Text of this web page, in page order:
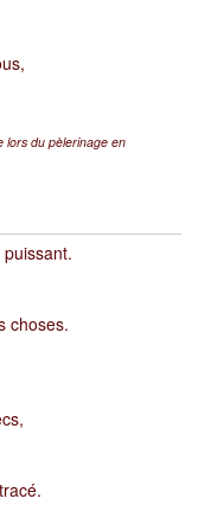
lors du pèlerinage en
choses.